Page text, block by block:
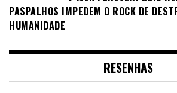
PASPALHOS IMPEDEM O ROCK DE
HUMANIDADE
RESENHAS